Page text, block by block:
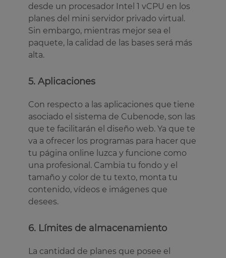
desde un procesador Intel 1 vCPU en los
planes del mini servidor privado virtual.
Sin embargo, mientras mejor sea el
paquete, la calidad de las bases será más
alta.
5. Aplicaciones
Con respecto a las aplicaciones que tiene
asociado el sistema de Cubenode, son las
que te facilitarán el diseño web. Ya que te
va a ofrecer los programas para hacer que
tu página online luzca y funcione como
una profesional. Cambia tu fondo y el
tamaño y color de tu texto, monta tu
contenido, vídeos e imágenes que
desees.
6. Límites de almacenamiento
La cantidad de planes que posee el